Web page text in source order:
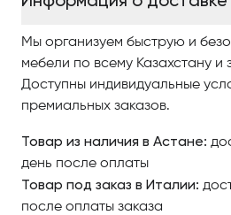
IDL, изучайте наш интернет-
разнообразные модели
качественными фото,
модели и оформляйте заказ.
По вопросам приобретения
обращайтесь в Центр
Antonovych Home в Астанае.
Мы организуем быструю и
мебели по всему Казахстану и
Доступны индивидуальные
премиальных заказов.
Товар из наличия в Астане:
день после оплаты
Товар под заказ в Италии:
после оплаты заказа